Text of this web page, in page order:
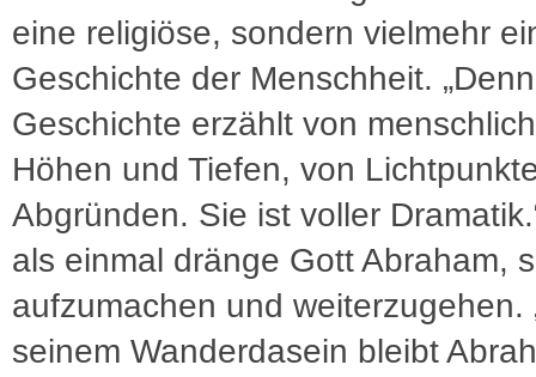
eine religiöse, sondern vielmehr
Geschichte der Menschheit.
Geschichte erzählt von
Höhen und Tiefen, von
Abgründen. Sie ist voller
als einmal dränge Gott Abraham,
aufzumachen und weiterzugehen.
seinem Wanderdasein bleibt